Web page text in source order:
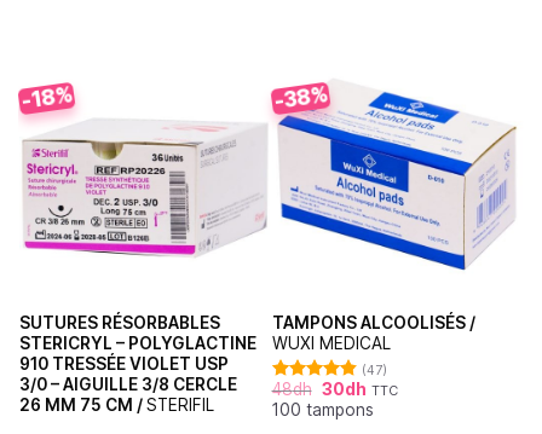
-18%
SUTURES RÉSORBABLES
STERICRYL – POLYGLACTINE
910 TRESSÉE VIOLET USP
3/0 – AIGUILLE 3/8 CERCLE
26 MM 75 CM /STERIFIL
-38%
TAMPONS ALCOOLISÉS /
WUXI MEDICAL
Note 4.87
sur 5
(47)
48dh 30dh TTC
100 tampons